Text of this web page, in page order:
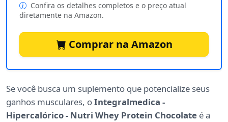
Confira os detalhes completos e o preço atual
diretamente na Amazon.
Comprar na Amazon
Se você busca um suplemento que potencialize seus
ganhos musculares, oIntegralmedica -
Hipercalórico - Nutri Whey Protein Chocolate é a